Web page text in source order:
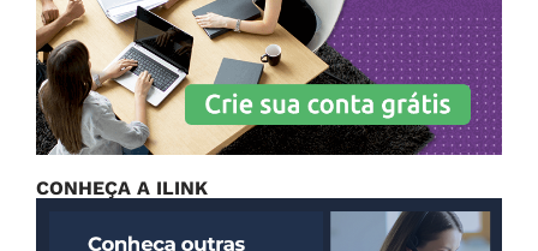
CONHEÇA A ILINK